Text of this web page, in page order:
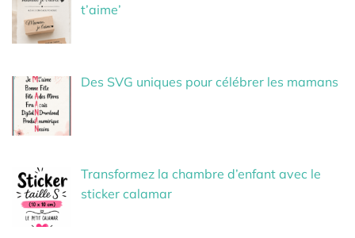
t’aime’
Des SVG uniques pour célébrer les mamans
Transformez la chambre d’enfant avec le
sticker calamar